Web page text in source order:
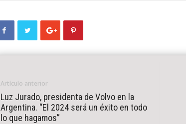
Artículo anterior
Luz Jurado, presidenta de Volvo en la
Argentina. “El 2024 será un éxito en todo
lo que hagamos”